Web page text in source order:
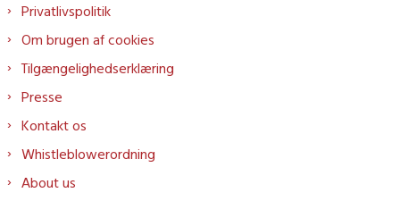
Privatlivspolitik
Om brugen af cookies
Tilgængelighedserklæring
Presse
Kontakt os
Whistleblowerordning
About us